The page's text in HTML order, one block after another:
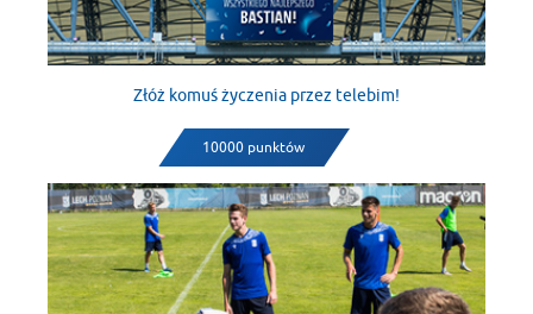
Złóż komuś życzenia przez telebim!
10000 punktów